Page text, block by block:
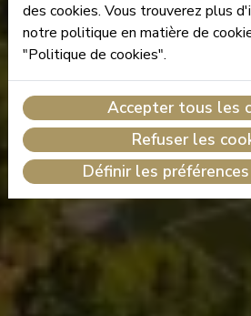
des cookies. Vous trouverez plus
notre politique en matière de
"Politique de cookies".
Accepter tous les
Refuser les
Définir les